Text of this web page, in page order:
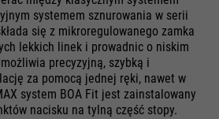
systemem sznurowania w serii
się z mikroregulowanego zamka
lekkich linek i prowadnic o niskim
precyzyjną, szybką i
za pomocą jednej ręki, nawet w
system BOA Fit jest zainstalowany
nacisku na tylną część stopy.